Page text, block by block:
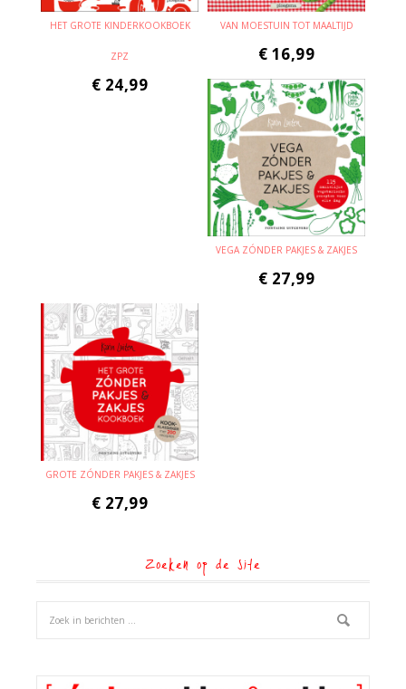
HET GROTE KINDERKOOKBOEK
ZPZ
€ 24,99
VAN MOESTUIN TOT MAALTIJD
€ 16,99
VEGA ZÓNDER PAKJES & ZAKJES
€ 27,99
GROTE ZÓNDER PAKJES & ZAKJES
€ 27,99
Zoeken op de site